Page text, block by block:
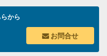
から
お問合せ